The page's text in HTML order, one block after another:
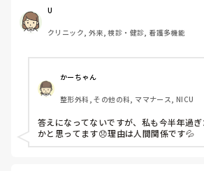
上長がヒステリックなタイプで、小さな
上げる性格の方です。正直ボロカスに
覚悟はしていますが、これまで円満に退
ため不安です。まずは優しい主任に話
経験談お聞かせ願えますでしょうか...😹
U
クリニック, 外来, 検診・健診, 看護多機能
かーちゃん
整形外科, その他の科, ママナース, NICU
答えになってないですが、私も今半年過
かと思ってます😞理由は人間関係です💦